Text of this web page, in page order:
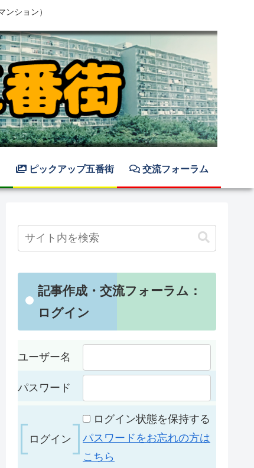
ション）
ピックアップ五番街 交流フォーラム
記事作成・交流フォーラム：
ログイン
ユーザー名
パスワード
ログイン状態を保持する
パスワードをお忘れの方は
こちら